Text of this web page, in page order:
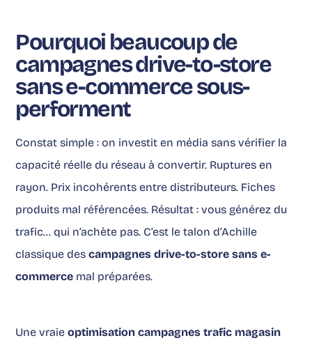
Pourquoi beaucoup de
campagnes drive-to-store
sans e-commerce sous-
performent
Constat simple : on investit en média sans vérifier la
capacité réelle du réseau à convertir. Ruptures en
rayon. Prix incohérents entre distributeurs. Fiches
produits mal référencées. Résultat : vous générez du
trafic… qui n’achète pas. C’est le talon d’Achille
classique descampagnes drive-to-store sans e-
commerce mal préparées.
Une vraieoptimisation campagnes trafic magasin